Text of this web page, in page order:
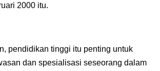
2000 itu.
pendidikan tinggi itu penting untuk
dan spesialisasi seseorang dalam